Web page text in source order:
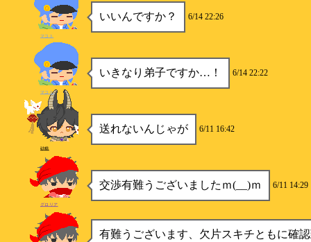
いいんですか？ 6/14 22:26
マコト
いきなり弟子ですか…！ 6/14 22:22
マコト
送れないんじゃが 6/11 16:42
砂糖
交渉有難うございましたｍ(__)ｍ 6/11 14:29
グロリア
有難うございます、欠片スキチともに確